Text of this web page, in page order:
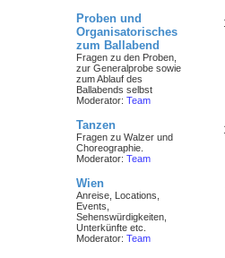
Proben und
Organisatorisches
zum Ballabend
Fragen zu den Proben,
zur Generalprobe sowie
zum Ablauf des
Ballabends selbst
Moderator: Team
Tanzen
Fragen zu Walzer und
Choreographie.
Moderator: Team
Wien
Anreise, Locations,
Events,
Sehenswürdigkeiten,
Unterkünfte etc.
Moderator: Team